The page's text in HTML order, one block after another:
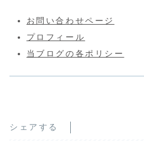
お問い合わせページ
プロフィール
当ブログの各ポリシー
シェアする